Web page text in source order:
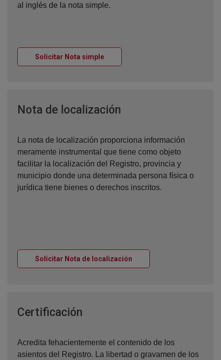
al inglés de la nota simple.
Solicitar Nota simpleVentana nueva
Nota de localización
La nota de localización proporciona información
meramente instrumental que tiene como objeto
facilitar la localización del Registro, provincia y
municipio donde una determinada persona física o
jurídica tiene bienes o derechos inscritos.
Solicitar Nota de localización
Certificación
Acredita fehacientemente el contenido de los
asientos del Registro. La libertad o gravamen de los